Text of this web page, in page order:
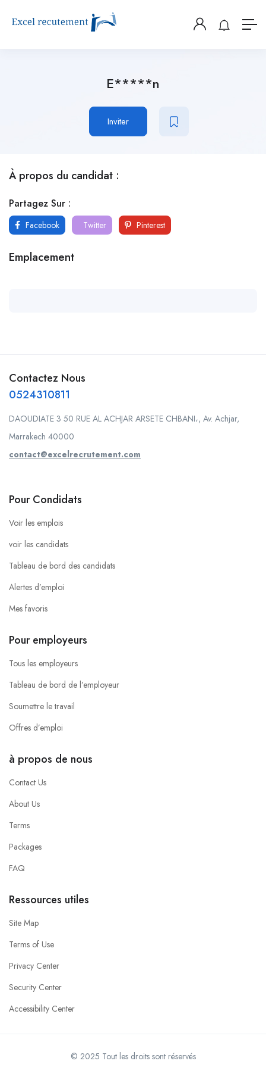
E*****n
Inviter
À propos du candidat :
Partagez Sur :
Facebook Twitter Pinterest
Emplacement
Contactez Nous
0524310811
DAOUDIATE 3 50 RUE AL ACHJAR ARSETE CHBANI،, Av. Achjar,
Marrakech 40000
contact@excelrecrutement.com
Pour Condidats
Voir les emplois
voir les candidats
Tableau de bord des candidats
Alertes d’emploi
Mes favoris
Pour employeurs
Tous les employeurs
Tableau de bord de l’employeur
Soumettre le travail
Offres d’emploi
à propos de nous
Contact Us
About Us
Terms
Packages
FAQ
Ressources utiles
Site Map
Terms of Use
Privacy Center
Security Center
Accessibility Center
© 2025 Tout les droits sont réservés